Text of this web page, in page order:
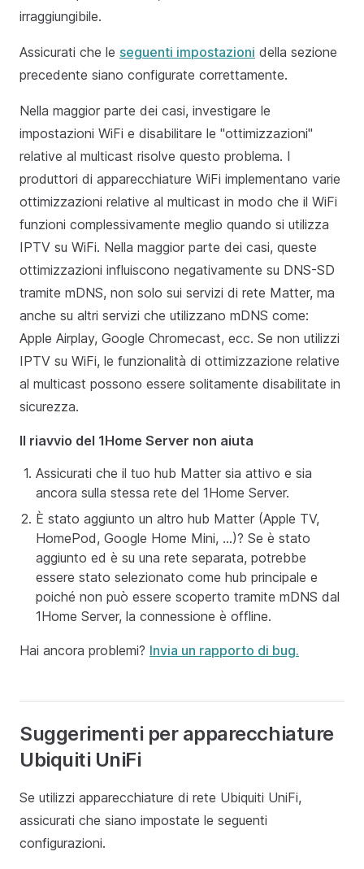
irraggiungibile.
Assicurati che le seguenti impostazioni della sezione
precedente siano configurate correttamente.
Nella maggior parte dei casi, investigare le
impostazioni WiFi e disabilitare le "ottimizzazioni"
relative al multicast risolve questo problema. I
produttori di apparecchiature WiFi implementano varie
ottimizzazioni relative al multicast in modo che il WiFi
funzioni complessivamente meglio quando si utilizza
IPTV su WiFi. Nella maggior parte dei casi, queste
ottimizzazioni influiscono negativamente su DNS-SD
tramite mDNS, non solo sui servizi di rete Matter, ma
anche su altri servizi che utilizzano mDNS come:
Apple Airplay, Google Chromecast, ecc. Se non utilizzi
IPTV su WiFi, le funzionalità di ottimizzazione relative
al multicast possono essere solitamente disabilitate in
sicurezza.
Il riavvio del 1Home Server non aiuta
Assicurati che il tuo hub Matter sia attivo e sia
ancora sulla stessa rete del 1Home Server.
È stato aggiunto un altro hub Matter (Apple TV,
HomePod, Google Home Mini, ...)? Se è stato
aggiunto ed è su una rete separata, potrebbe
essere stato selezionato come hub principale e
poiché non può essere scoperto tramite mDNS dal
1Home Server, la connessione è offline.
Hai ancora problemi? Invia un rapporto di bug.
Suggerimenti per apparecchiature
Ubiquiti UniFi
Se utilizzi apparecchiature di rete Ubiquiti UniFi,
assicurati che siano impostate le seguenti
configurazioni.